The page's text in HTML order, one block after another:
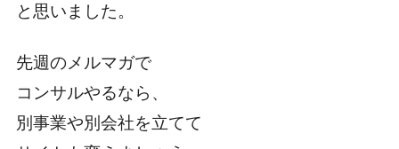
と思いました。
先週のメルマガで
コンサルやるなら、
別事業や別会社を立てて